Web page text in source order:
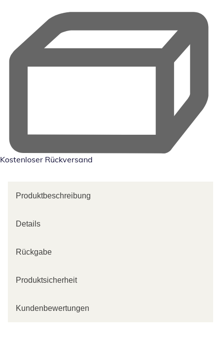
Kostenloser Rückversand
Produktbeschreibung
Details
Rückgabe
Produktsicherheit
Kundenbewertungen